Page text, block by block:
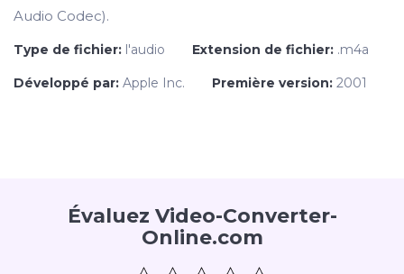
Audio Codec).
Type de fichier: l'audio Extension de fichier: .m4a
Développé par: Apple Inc. Première version: 2001
Évaluez Video-Converter-
Online.com